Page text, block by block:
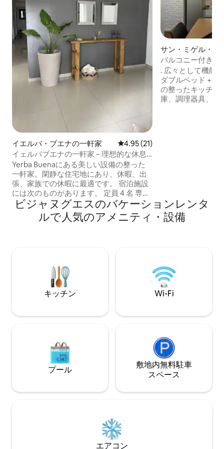
イエルバ・ブエナの一軒家 レビュー21件、5つ星中4.95つ
4.95 (21)
イェルバブエナの一軒家 – 理想的な休息
と快適さ
Yerba Buenaにある美しい設備の整った
一軒家。閑静な住宅地にあり、休暇、出
張、家族での休暇に最適です。 宿泊施設
には次のものがあります。 定員 4 名 専用
バスルームとドレッシングルーム付きの
マスターベッドルーム 2つ目の寝室にはシ
ングルベッド2台 2 番目のフルバスルーム
ブエナのショッピングエリアやグルメス
ポットの近く。
サン・ミゲル・デ
ンのマンション・
バルコニー付きの
ケーション | 高速
. 広々として機能
ダブルベッド + 快適
の整ったキッチン
庫、調理器具、
ビジャヌグエスのバケーションレンタ
ルで人気のアメニティ・設備
キッチン Wi-Fi
プール
敷地内無料駐⁠車
ス⁠ペ⁠ー⁠ス
エアコン